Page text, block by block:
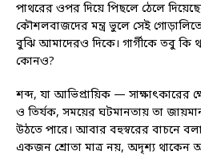
পাথরের ওপর দিয়ে পিছলে ঠেলে
কৌশলবাজদের মন্ত্র ভুলে সেই
বুঝি আমাদেরও দিকে। গার্গীকে তবু কি
কোনও?
শব্দ, যা আভিপ্রায়িক — সাক্ষাৎকারের
ও তির্যক, সময়ের ঘটমানতায় তা জায়মান
উঠতে পারে। আবার বহুস্বরের বাচনে
একজন শ্রোতা মাত্র নয়, অদৃশ্য